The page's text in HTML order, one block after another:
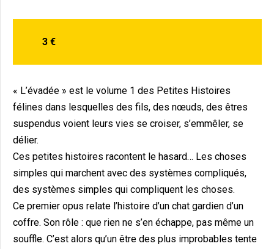
3 €
« L’évadée » est le volume 1 des Petites Histoires
félines dans lesquelles des fils, des nœuds, des êtres
suspendus voient leurs vies se croiser, s’emmêler, se
délier.
Ces petites histoires racontent le hasard… Les choses
simples qui marchent avec des systèmes compliqués,
des systèmes simples qui compliquent les choses.
Ce premier opus relate l’histoire d’un chat gardien d’un
coffre. Son rôle : que rien ne s’en échappe, pas même un
souffle. C’est alors qu’un être des plus improbables tente